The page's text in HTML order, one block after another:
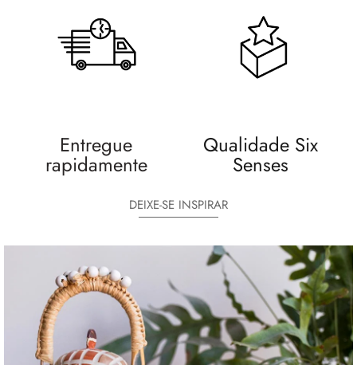
Entregue
rapidamente
Qualidade Six
Senses
DEIXE-SE INSPIRAR